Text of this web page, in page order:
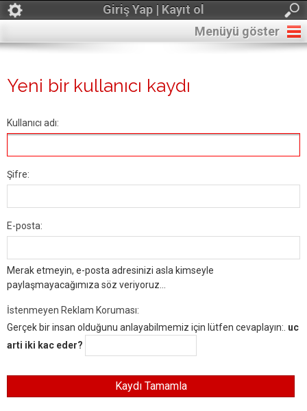
Giriş Yap | Kayıt ol
Menüyü göster
Yeni bir kullanıcı kaydı
Kullanıcı adı:
Şifre:
E-posta:
Merak etmeyin, e-posta adresinizi asla kimseyle
paylaşmayacağımıza söz veriyoruz...
İstenmeyen Reklam Koruması:
Gerçek bir insan olduğunu anlayabilmemiz için lütfen cevaplayın:. uc
arti iki kac eder?